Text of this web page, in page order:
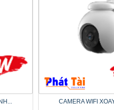
CAMERA WIFI